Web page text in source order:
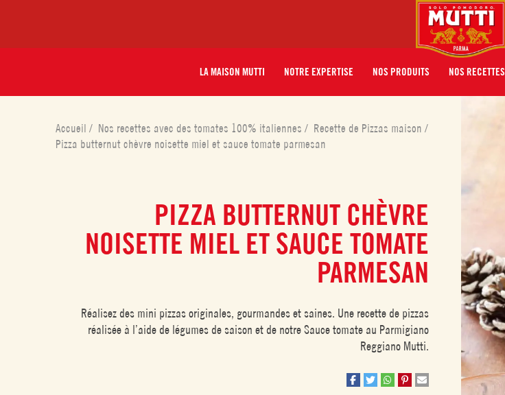
LA MAISON MUTTI NOTRE EXPERTISE NOS PRODUITS NOS RECETTES
Accueil/ Nos recettes avec des tomates 100% italiennes/ Recette de Pizzas maison/
Pizza butternut chèvre noisette miel et sauce tomate parmesan
PIZZA BUTTERNUT CHÈVRE
NOISETTE MIEL ET SAUCE TOMATE
PARMESAN
Réalisez des mini pizzas originales, gourmandes et saines. Une recette de pizzas
réalisée à l’aide de légumes de saison et de notre Sauce tomate au Parmigiano
Reggiano Mutti.